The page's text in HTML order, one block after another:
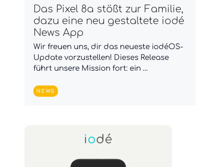
Das Pixel 8a stößt zur Familie,
dazu eine neu gestaltete iodé
News App
Wir freuen uns, dir das neueste iodéOS-
Update vorzustellen! Dieses Release
führt unsere Mission fort: ein …
NEWS